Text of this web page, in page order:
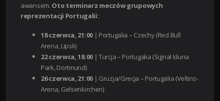
awansem. Oto terminarz meczów grupowych
reprezentacji Portugalii:
18 czerwca, 21:00| Portugalia – Czechy (Red Bull
Arena, Lipsk)
22 czerwca, 18:00| Turcja – Portugalia (Signal Iduna
Park, Dortmund)
26 czerwca, 21:00| Gruzja/Grecja – Portugalia (Veltins-
Arena, Gelsenkirchen)